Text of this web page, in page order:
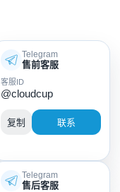
Telegram
售前客服
客服ID
@cloudcup
复制 联系
Telegram
售后客服